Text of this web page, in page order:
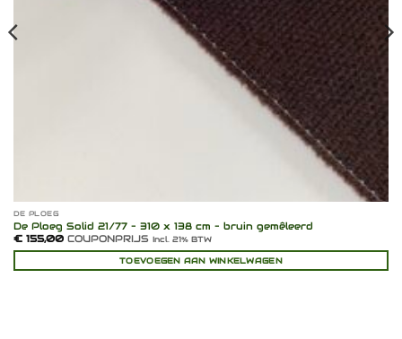
DE PLOEG
De Ploeg Solid 21/77 – 310 x 138 cm – bruin gemêleerd
€155,00COUPONPRIJS Incl. 21% BTW
TOEVOEGEN AAN WINKELWAGEN